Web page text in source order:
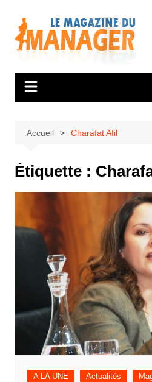
contenu
Accueil Charafat Afil
Étiquette :
A LA UNE Actualités